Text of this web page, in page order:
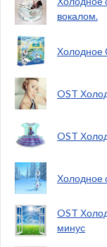
вокалом.
Холодное
OST
OST
Холодное
OST
минус